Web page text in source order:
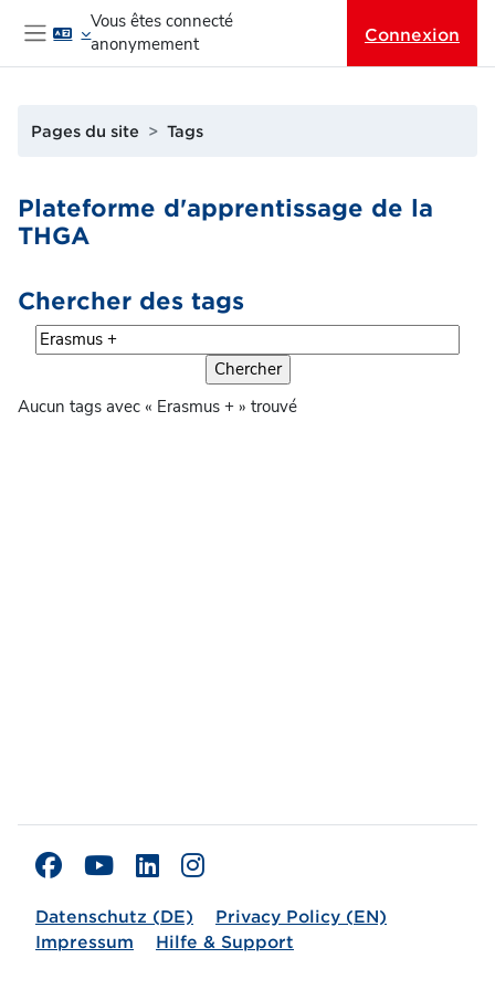
Passer au contenu principal
Panneau latéral
Vous êtes connecté
anonymement
Connexion
Pages du site Tags
Plateforme d'apprentissage de la
THGA
Chercher des tags
Chercher des tags
Aucun tags avec « Erasmus + » trouvé
Datenschutz (DE)
Privacy Policy (EN)
Impressum
Hilfe & Support